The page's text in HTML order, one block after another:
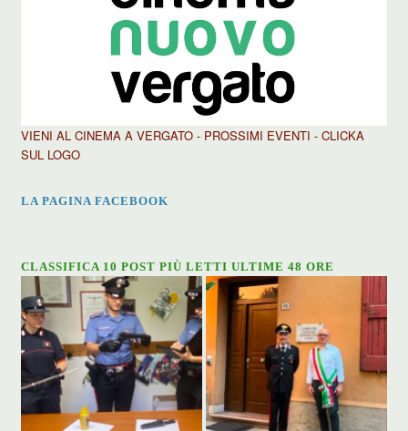
VIENI AL CINEMA A VERGATO - PROSSIMI EVENTI - CLICKA
SUL LOGO
LA PAGINA FACEBOOK
CLASSIFICA 10 POST PIÙ LETTI ULTIME 48 ORE